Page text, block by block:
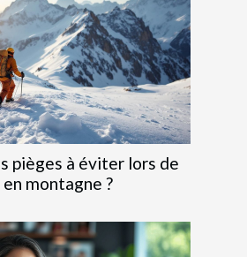
pièges à éviter lors de
montagne ?